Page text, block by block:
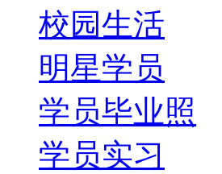
校园生活
明星学员
学员毕业照
学员实习